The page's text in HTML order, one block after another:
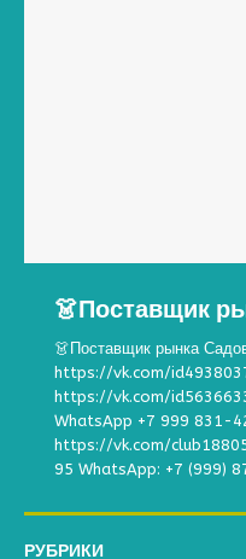
👗Поставщик
👗Поставщик рынка
https://vk.com/
https://vk.com/
WhatsApp +7 999 831-
https://vk.com/
95 WhatsApp: +7 (999)
РУБРИКИ